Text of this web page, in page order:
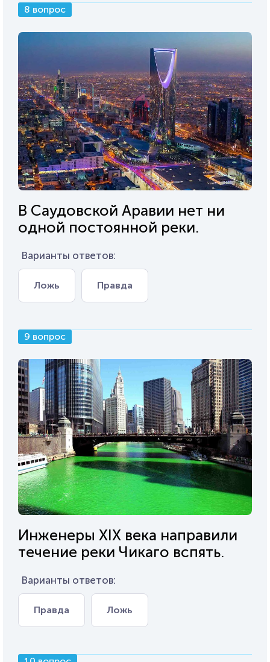
8 вопрос
В Саудовской Аравии нет ни
одной постоянной реки.
Варианты ответов:
Ложь Правда
9 вопрос
Инженеры XIX века направили
течение реки Чикаго вспять.
Варианты ответов:
Правда Ложь